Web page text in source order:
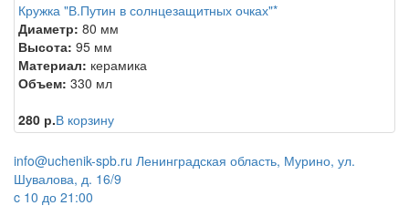
Кружка "В.Путин в солнцезащитных очках"*
Диаметр: 80 мм
Высота: 95 мм
Материал: керамика
Объем: 330 мл
280 р.В корзину
info@uchenik-spb.ru Ленинградская область, Мурино, ул.
Шувалова, д. 16/9
c 10 до 21:00